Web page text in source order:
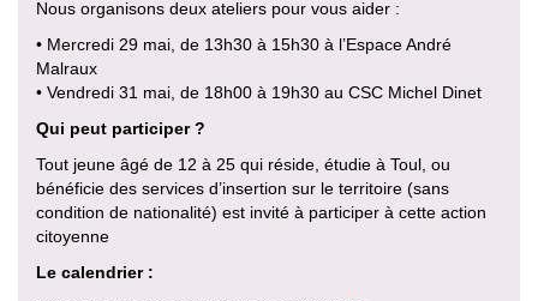
Nous organisons deux ateliers pour vous aider :
• Mercredi 29 mai, de 13h30 à 15h30 à l’Espace André
Malraux
• Vendredi 31 mai, de 18h00 à 19h30 au CSC Michel Dinet
Qui peut participer ?
Tout jeune âgé de 12 à 25 qui réside, étudie à Toul, ou
bénéficie des services d’insertion sur le territoire (sans
condition de nationalité) est invité à participer à cette action
citoyenne
Le calendrier :